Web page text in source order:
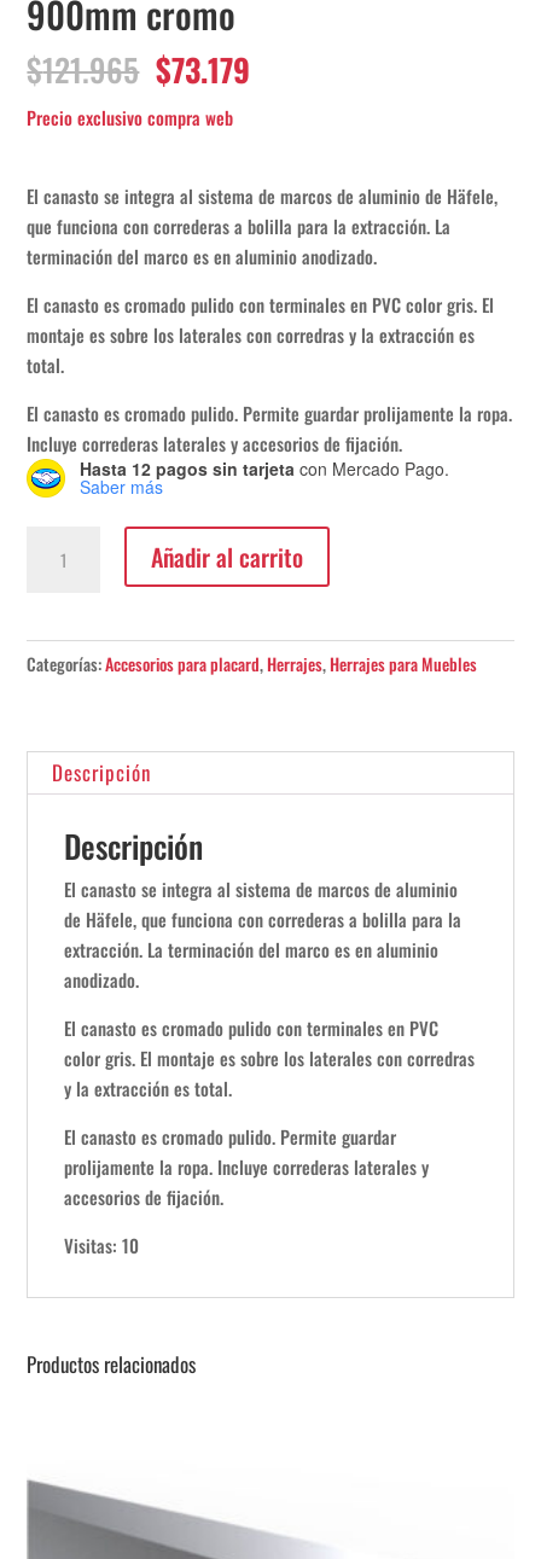
900mm cromo
$121.965 El
precio
original
$121.965.
$73.179
$73.179.
El canasto se integra al sistema de marcos de aluminio de Häfele,
que funciona con correderas a bolilla para la extracción. La
terminación del marco es en aluminio anodizado.
El canasto es cromado pulido con terminales en PVC color gris. El
montaje es sobre los laterales con corredras y la extracción es
total.
El canasto es cromado pulido. Permite guardar prolijamente la ropa.
Incluye correderas laterales y accesorios de fijación.
Hasta 12 pagos sin tarjeta con Mercado Pago.
Saber más
extraible
900mm
Añadir al carrito
Categorías:Accesorios para placard,Herrajes,Herrajes para Muebles
Descripción
Descripción
El canasto se integra al sistema de marcos de aluminio
de Häfele, que funciona con correderas a bolilla para la
extracción. La terminación del marco es en aluminio
anodizado.
El canasto es cromado pulido con terminales en PVC
color gris. El montaje es sobre los laterales con corredras
y la extracción es total.
El canasto es cromado pulido. Permite guardar
prolijamente la ropa. Incluye correderas laterales y
accesorios de fijación.
Visitas: 10
Productos relacionados